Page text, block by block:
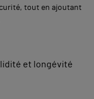
tout en ajoutant
et longévité